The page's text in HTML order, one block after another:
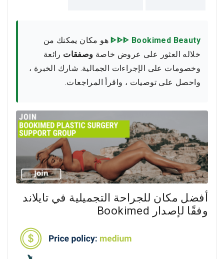
ᐈᐈᐈ Bookimed Beauty هو مكان يمكنك من
خلاله العثور على عروض خاصة وصفقات رائعة
وخصومات على الإجراءات الجمالية. شارك الخبرة ،
واحصل على توصيات ، واقرأ المراجعات.
أفضل مكان للجراحة التجميلية في تايلاند
وفقًا لإصدار Bookimed